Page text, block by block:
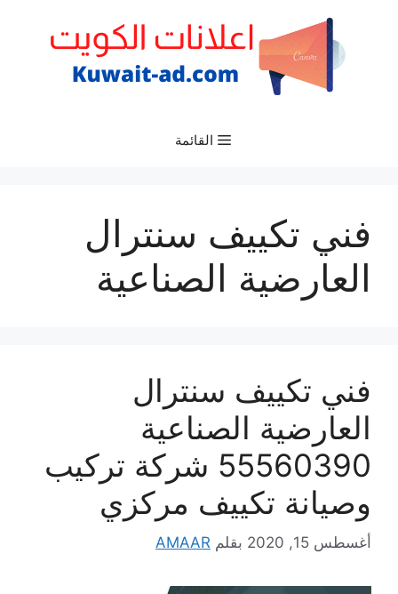
القائمة
فني تكييف سنترال
العارضية الصناعية
فني تكييف سنترال
العارضية الصناعية
55560390 شركة تركيب
وصيانة تكييف مركزي
أغسطس 15, 2020 بقلم AMAAR